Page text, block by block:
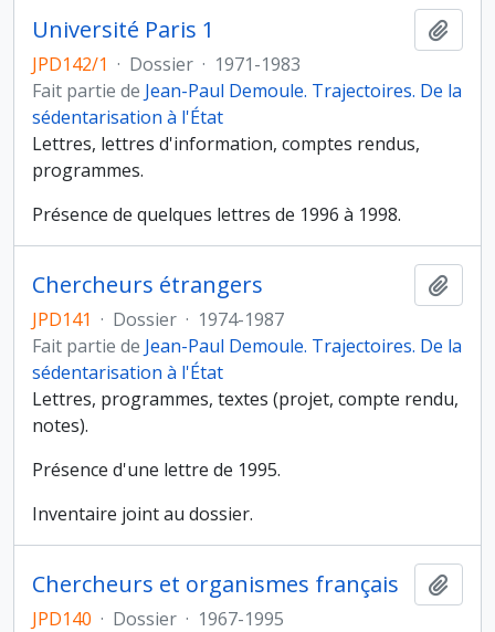
Université Paris 1
JPD142/1 · Dossier · 1971-1983
Fait partie de Jean-Paul Demoule. Trajectoires. De la
sédentarisation à l'État
Lettres, lettres d'information, comptes rendus,
programmes.
Présence de quelques lettres de 1996 à 1998.
Chercheurs étrangers
JPD141 · Dossier · 1974-1987
Fait partie de Jean-Paul Demoule. Trajectoires. De la
sédentarisation à l'État
Lettres, programmes, textes (projet, compte rendu,
notes).
Présence d'une lettre de 1995.
Inventaire joint au dossier.
Chercheurs et organismes français
JPD140 · Dossier · 1967-1995